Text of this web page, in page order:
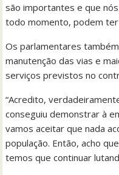
são importantes e que
todo momento, podem
Os parlamentares
manutenção das vias e
serviços previstos no
“Acredito,
conseguiu demonstrar à
vamos aceitar que nada
população. Então, acho
temos que continuar